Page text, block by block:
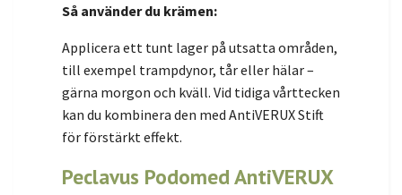
Så använder du krämen:
Applicera ett tunt lager på utsatta områden,
till exempel trampdynor, tår eller hälar –
gärna morgon och kväll. Vid tidiga vårttecken
kan du kombinera den med AntiVERUX Stift
för förstärkt effekt.
Peclavus Podomed AntiVERUX